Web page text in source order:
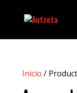
Inicio /